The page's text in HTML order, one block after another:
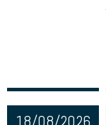
18/08/2026